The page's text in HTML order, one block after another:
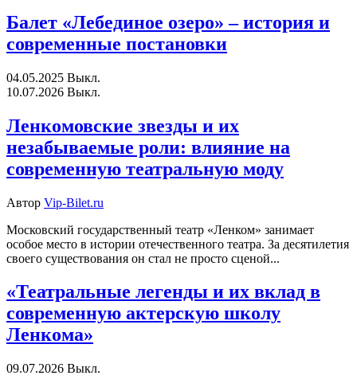
Балет «Лебединое озеро» – история и
современные постановки
04.05.2025 Выкл.
10.07.2026 Выкл.
Ленкомовские звезды и их
незабываемые роли: влияние на
современную театральную моду
Автор Vip-Bilet.ru
Московский государственный театр «Ленком» занимает
особое место в истории отечественного театра. За десятилетия
своего существования он стал не просто сценой...
«Театральные легенды и их вклад в
современную актерскую школу
Ленкома»
09.07.2026 Выкл.